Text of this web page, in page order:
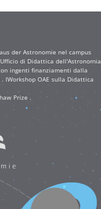
der Astronomie nel campus
di Didattica dell'Astronomia
ingenti finanziamenti dalla
IWorkshop OAE sulla Didattica
Prize .